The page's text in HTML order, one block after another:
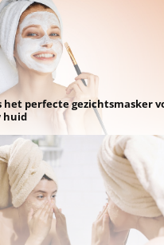
het perfecte gezichtsmasker
huid